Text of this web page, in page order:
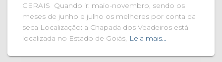
GERAIS Quando ir: maio-novembro, sendo os
meses de junho e julho os melhores por conta da
seca Localização: a Chapada dos Veadeiros está
localizada no Estado de Goiás, Leia mais…